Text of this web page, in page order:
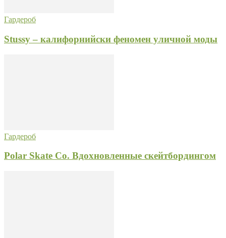
Гардероб
Stussy – калифорнийски феномен уличной моды
Гардероб
Polar Skate Co. Вдохновленные скейтбордингом